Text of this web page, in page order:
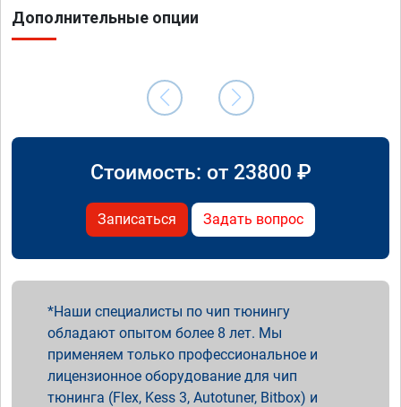
Дополнительные опции
Стоимость: от 23800 ₽
Записаться Задать вопрос
Наши специалисты по чип тюнингу
обладают опытом более 8 лет. Мы
применяем только профессиональное и
лицензионное оборудование для чип
тюнинга (Flex, Kess 3, Autotuner, Bitbox) и